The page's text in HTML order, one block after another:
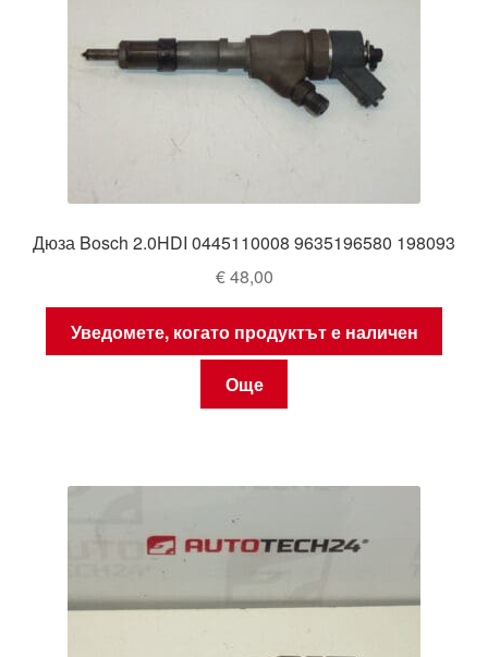
Дюза Bosch 2.0HDI 0445110008 9635196580 198093
€48,00
Уведомете, когато продуктът е наличен
Още